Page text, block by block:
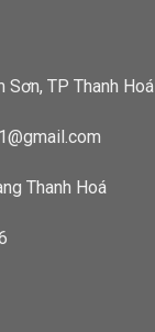
Sơn, TP Thanh Hoá
Thanh Hoá